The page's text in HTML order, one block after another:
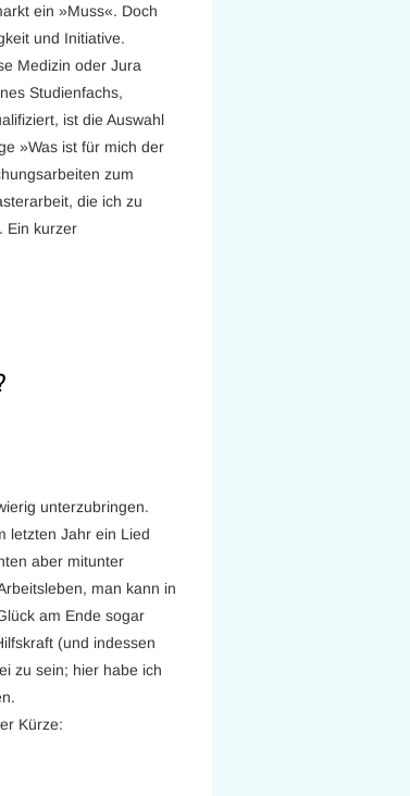
ein »Muss«. Doch
und Initiative.
Medizin oder Jura
Studienfachs,
ist die Auswahl
»Was ist für mich der
zum
die ich zu
Ein kurzer
unterzubringen.
letzten Jahr ein Lied
aber mitunter
man kann in
am Ende sogar
(und indessen
zu sein; hier habe ich
Kürze: